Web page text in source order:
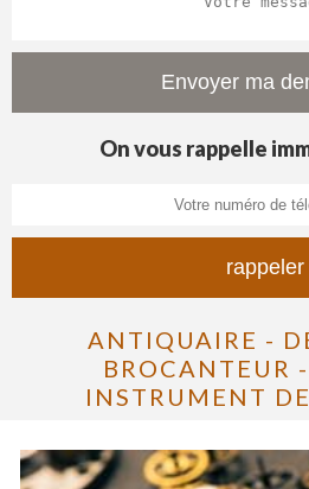
On vous rappelle
ANTIQUAIRE -
BROCANTEUR
INSTRUMENT